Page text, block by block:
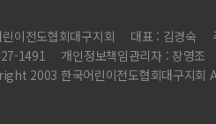
이전도협회대구지회 대표 : 김경숙
1491
개인정보책임관리자 : 장영조
2003 한국어린이전도협회대구지